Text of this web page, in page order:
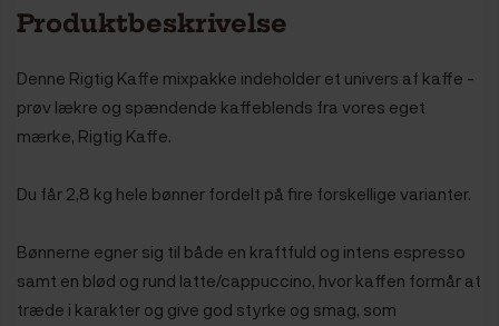
Produktbeskrivelse
Denne Rigtig Kaffe mixpakke indeholder et univers af kaffe -
prøv lækre og spændende kaffeblends fra vores eget
mærke, Rigtig Kaffe.
Du får 2,8 kg hele bønner fordelt på fire forskellige varianter.
Bønnerne egner sig til både en kraftfuld og intens espresso
samt en blød og rund latte/cappuccino, hvor kaffen formår at
træde i karakter og give god styrke og smag, som